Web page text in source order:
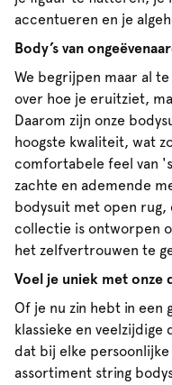
accentueren en je
Body’s van
We begrijpen maar al
over hoe je eruitziet,
Daarom zijn onze
hoogste kwaliteit, wat
comfortabele feel van
zachte en ademende
bodysuit met open rug,
collectie is ontworpen
het zelfvertrouwen te
Voel je uniek met
Of je nu zin hebt in een
klassieke en
dat bij elke
assortiment string